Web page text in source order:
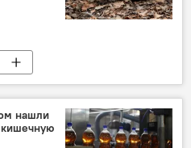
медвежата
нашли
кишечную